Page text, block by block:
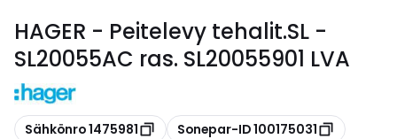
HAGER - Peitelevy tehalit.SL -
SL20055AC ras. SL20055901 LVA
Kopioi
Sähkönro 1475981 Kopioi
Sonepar-ID 100175031